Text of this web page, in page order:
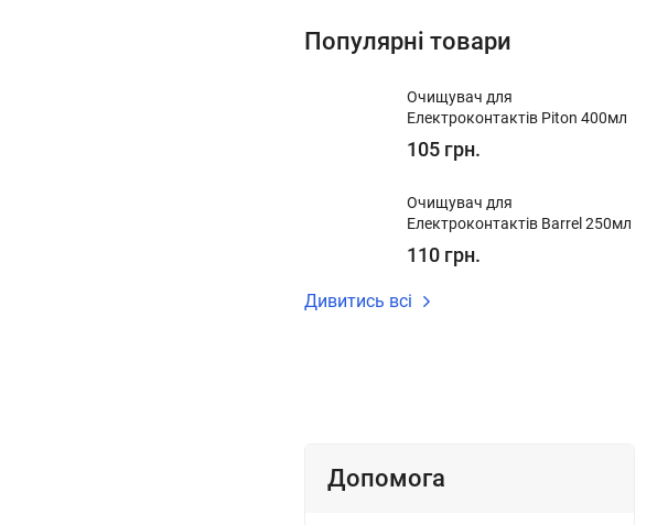
Популярні товари
Очищувач для
Електроконтактів Piton 400мл
105 грн.
Очищувач для
Електроконтактів Barrel 250мл
110 грн.
Дивитись всі
Допомога